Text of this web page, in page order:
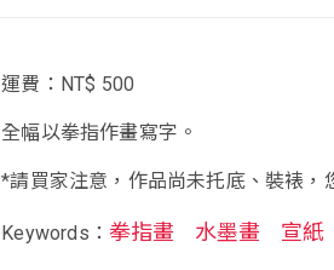
運費：NT$ 500
全幅以拳指作畫寫字。
*請買家注意，作品尚未托底、裝裱，
Keywords：拳指畫 水墨畫 宣紙